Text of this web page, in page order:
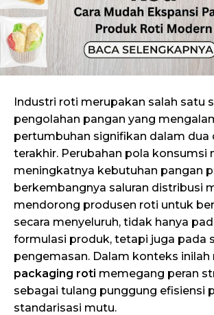
Industri roti merupakan salah satu
pengolahan pangan yang
pertumbuhan signifikan dalam dua
terakhir. Perubahan pola konsumsi
meningkatnya kebutuhan pangan
berkembangnya saluran distribusi
mendorong produsen roti untuk
secara menyeluruh, tidak hanya
formulasi produk, tetapi juga pada
pengemasan. Dalam konteks inilah
packaging roti memegang peran
sebagai tulang punggung efisiensi
standarisasi mutu.